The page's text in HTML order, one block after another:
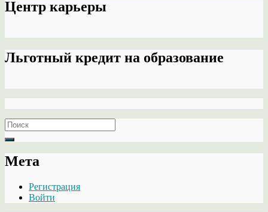
Центр карьеры
Льготный кредит на образование
Search
for:
Мета
Регистрация
Войти